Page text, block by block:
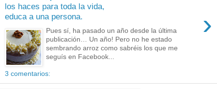
los haces para toda la vida,
educa a una persona.
›
Pues sí, ha pasado un año desde la última
publicación… Un año! Pero no he estado
sembrando arroz como sabréis los que me
seguís en Facebook...
3 comentarios: